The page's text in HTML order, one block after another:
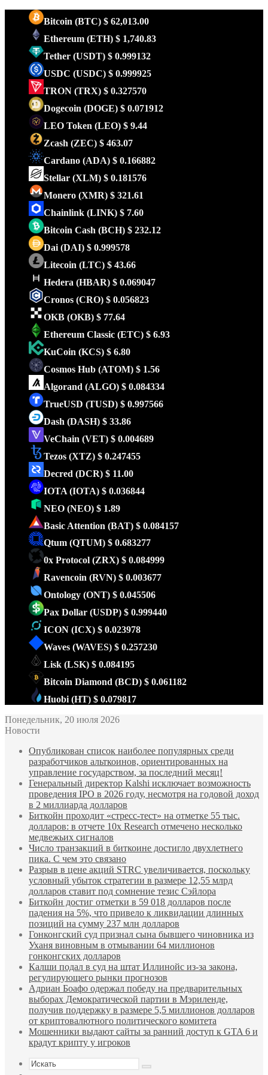
Bitcoin (BTC) $ 62,013.00
Ethereum (ETH) $ 1,740.83
Tether (USDT) $ 0.999132
USDC (USDC) $ 0.999925
TRON (TRX) $ 0.327570
Dogecoin (DOGE) $ 0.071912
LEO Token (LEO) $ 9.44
Zcash (ZEC) $ 463.07
Cardano (ADA) $ 0.166882
Stellar (XLM) $ 0.181576
Monero (XMR) $ 321.61
Chainlink (LINK) $ 7.60
Bitcoin Cash (BCH) $ 232.12
Dai (DAI) $ 0.999578
Litecoin (LTC) $ 43.66
Hedera (HBAR) $ 0.069047
Cronos (CRO) $ 0.056823
OKB (OKB) $ 77.64
Ethereum Classic (ETC) $ 6.93
KuCoin (KCS) $ 6.80
Cosmos Hub (ATOM) $ 1.56
Algorand (ALGO) $ 0.084334
TrueUSD (TUSD) $ 0.997566
Dash (DASH) $ 33.86
VeChain (VET) $ 0.004689
Tezos (XTZ) $ 0.247455
Decred (DCR) $ 11.00
IOTA (IOTA) $ 0.036844
NEO (NEO) $ 1.89
Basic Attention (BAT) $ 0.084157
Qtum (QTUM) $ 0.683277
0x Protocol (ZRX) $ 0.084999
Ravencoin (RVN) $ 0.003677
Ontology (ONT) $ 0.045506
Pax Dollar (USDP) $ 0.999440
ICON (ICX) $ 0.023978
Waves (WAVES) $ 0.257230
Lisk (LSK) $ 0.084195
Bitcoin Diamond (BCD) $ 0.061182
Huobi (HT) $ 0.079817
Понедельник, 20 июля 2026
Новости
Опубликован список наиболее популярных среди
разработчиков альткоинов, ориентированных на
управление государством, за последний месяц!
Генеральный директор Kalshi исключает возможность
проведения IPO в 2026 году, несмотря на годовой доход
в 2 миллиарда долларов
Биткойн проходит «стресс-тест» на отметке 55 тыс.
долларов: в отчете 10x Research отмечено несколько
медвежьих сигналов
Число транзакций в биткоине достигло двухлетнего
пика. С чем это связано
Разрыв в цене акций STRC увеличивается, поскольку
условный убыток стратегии в размере 12,55 млрд
долларов ставит под сомнение тезис Сэйлора
Биткойн достиг отметки в 59 018 долларов после
падения на 5%, что привело к ликвидации длинных
позиций на сумму 237 млн долларов
Гонконгский суд признал сына бывшего чиновника из
Уханя виновным в отмывании 64 миллионов
гонконгских долларов
Калши подал в суд на штат Иллинойс из-за закона,
регулирующего рынки прогнозов
Адриан Боафо одержал победу на предварительных
выборах Демократической партии в Мэриленде,
получив поддержку в размере 5,5 миллионов долларов
от криптовалютного политического комитета
Мошенники выдают сайты за ранний доступ к GTA 6 и
крадут крипту у игроков
Искать